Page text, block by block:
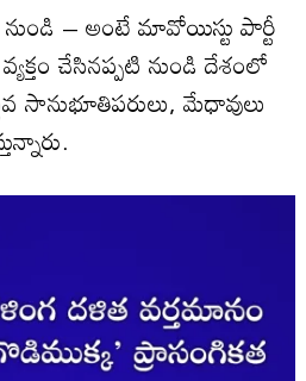
– అంటే మావోయిస్టు పార్టీ
చేసినప్పటి నుండి దేశంలో
సానుభూతిపరులు, మేధావులు